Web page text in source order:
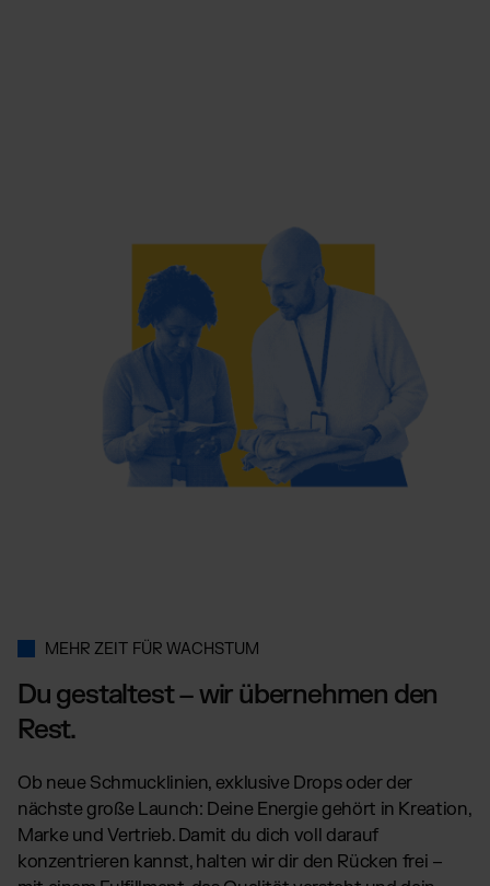
MEHR ZEIT FÜR WACHSTUM
Du gestaltest – wir übernehmen den
Rest.
Ob neue Schmucklinien, exklusive Drops oder der
nächste große Launch: Deine Energie gehört in Kreation,
Marke und Vertrieb. Damit du dich voll darauf
konzentrieren kannst, halten wir dir den Rücken frei –